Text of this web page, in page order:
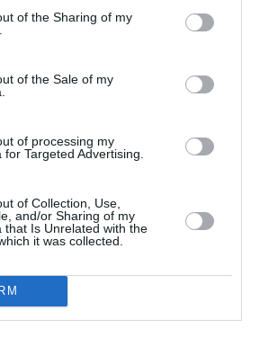
of the Sharing of my
of the Sale of my
of processing my
Targeted Advertising.
of Collection, Use,
and/or Sharing of my
that Is Unrelated with the
it was collected.
short, 2020)
– Selected
Christmas, Mr. Lawrence, dir. Nagisa
Emperor, dir. Bernardo Bertolucci
& Golden Globe Winner)
Sky, dir. Bernardo Bertolucci
dir. Pedro Almodovar